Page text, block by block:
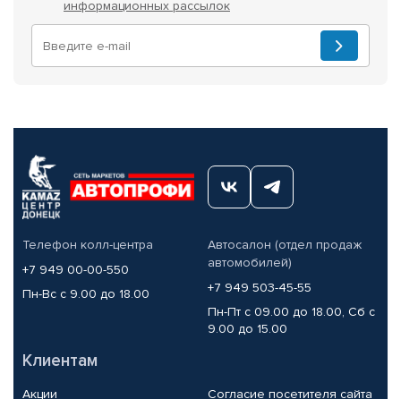
информационных рассылок
Телефон колл-центра
+7 949 00-00-550
Пн-Вс с 9.00 до 18.00
Автосалон (отдел продаж
автомобилей)
+7 949 503-45-55
Пн-Пт с 09.00 до 18.00, Сб с
9.00 до 15.00
Клиентам
Акции Согласие посетителя сайта